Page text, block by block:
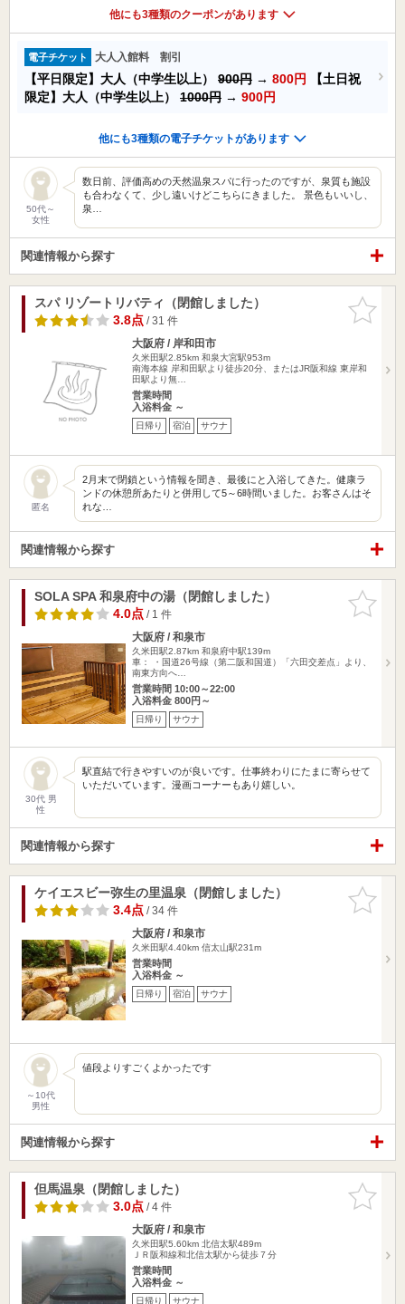
他にも3種類のクーポンがあります
電子チケット 大人入館料 割引
【平日限定】大人（中学生以上） 900円 → 800円
【土日祝
限定】大人（中学生以上） 1000円 → 900円
他にも3種類の電子チケットがあります
50代～
女性
数日前、評価高めの天然温泉スパに行ったのですが、泉質も施設
も合わなくて、少し遠いけどこちらにきました。 景色もいいし、
泉…
関連情報から探す
お気に入
りに追加
スパ リゾートリバティ（閉館しました）
3.8点/ 31 件
大阪府 / 岸和田市
久米田駅2.85km 和泉大宮駅953m
南海本線 岸和田駅より徒歩20分、またはJR阪和線 東岸和
田駅より無…
営業時間
入浴料金 ～
日帰り 宿泊 サウナ
匿名
2月末で閉鎖という情報を聞き、最後にと入浴してきた。健康ラ
ンドの休憩所あたりと併用して5～6時間いました。お客さんはそ
れな…
関連情報から探す
お気に入
りに追加
SOLA SPA 和泉府中の湯（閉館しました）
4.0点/ 1 件
大阪府 / 和泉市
久米田駅2.87km 和泉府中駅139m
車： ・国道26号線（第二阪和国道）「六田交差点」より、
南東方向へ…
営業時間 10:00～22:00
入浴料金 800円～
日帰り サウナ
30代 男
性
駅直結で行きやすいのが良いです。仕事終わりにたまに寄らせて
いただいています。漫画コーナーもあり嬉しい。
関連情報から探す
お気に入
りに追加
ケイエスビー弥生の里温泉（閉館しました）
3.4点/ 34 件
大阪府 / 和泉市
久米田駅4.40km 信太山駅231m
営業時間
入浴料金 ～
日帰り 宿泊 サウナ
～10代
男性
値段よりすごくよかったです
関連情報から探す
お気に入
りに追加
但馬温泉（閉館しました）
3.0点/ 4 件
大阪府 / 和泉市
久米田駅5.60km 北信太駅489m
ＪＲ阪和線和北信太駅から徒歩７分
営業時間
入浴料金 ～
日帰り サウナ